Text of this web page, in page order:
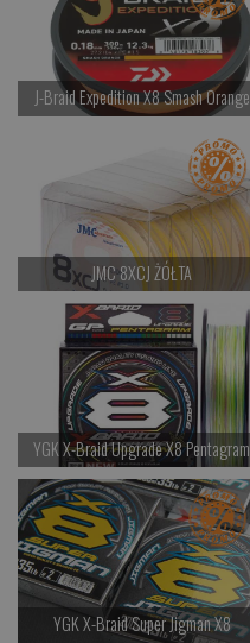
J-Braid Expedition X8 Smash Orange
JMC 8XCJ ŻÓŁTA
od 97.00 PLN
Kup teraz >
YGK X-Braid Upgrade X8 Pentagram
od 117.00 PLN
Kup teraz >
YGK X-Braid Super Jigman X8